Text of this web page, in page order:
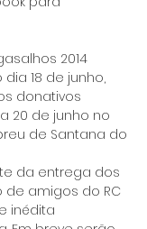
2014
18 de junho,
donativos
20 de junho no
de Santana do
da entrega dos
de amigos do RC
inédita